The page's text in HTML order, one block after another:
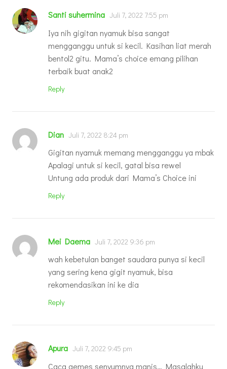
Santi suhermina Juli 7, 2022 7:55 pm
Iya nih gigitan nyamuk bisa sangat
mengganggu untuk si kecil. Kasihan liat merah
bentol2 gitu. Mama’s choice emang pilihan
terbaik buat anak2
Reply
Dian Juli 7, 2022 8:24 pm
Gigitan nyamuk memang mengganggu ya mbak
Apalagi untuk si kecil, gatal bisa rewel
Untung ada produk dari Mama’s Choice ini
Reply
Mei Daema Juli 7, 2022 9:36 pm
wah kebetulan banget saudara punya si kecil
yang sering kena gigit nyamuk, bisa
rekomendasikan ini ke dia
Reply
Apura Juli 7, 2022 9:45 pm
Caca gemes senyumnya manis… Masalahku